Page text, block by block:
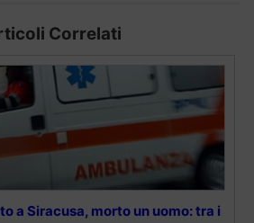
Correlati
a Siracusa, morto un uomo: tra i